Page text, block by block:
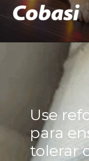
Use
para
tolerar